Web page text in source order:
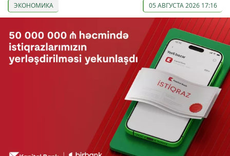
ЭКОНОМИКА 05 АВГУСТА 2026 17:16